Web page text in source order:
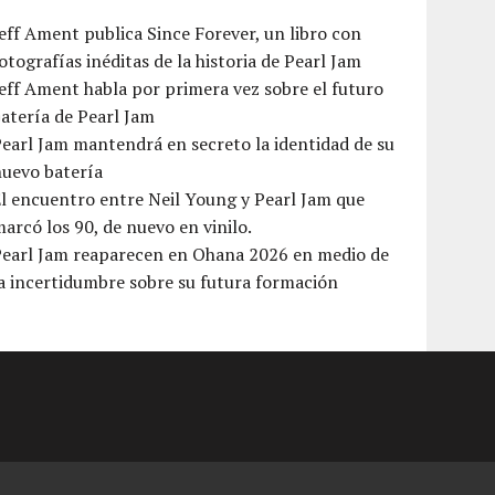
Ament publica Since Forever, un libro con
inéditas de la historia de Pearl Jam
Ament habla por primera vez sobre el futuro
de Pearl Jam
Jam mantendrá en secreto la identidad de su
batería
encuentro entre Neil Young y Pearl Jam que
los 90, de nuevo en vinilo.
Jam reaparecen en Ohana 2026 en medio de
incertidumbre sobre su futura formación